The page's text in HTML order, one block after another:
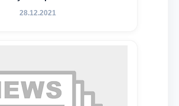
магистрантов
28.12.2021